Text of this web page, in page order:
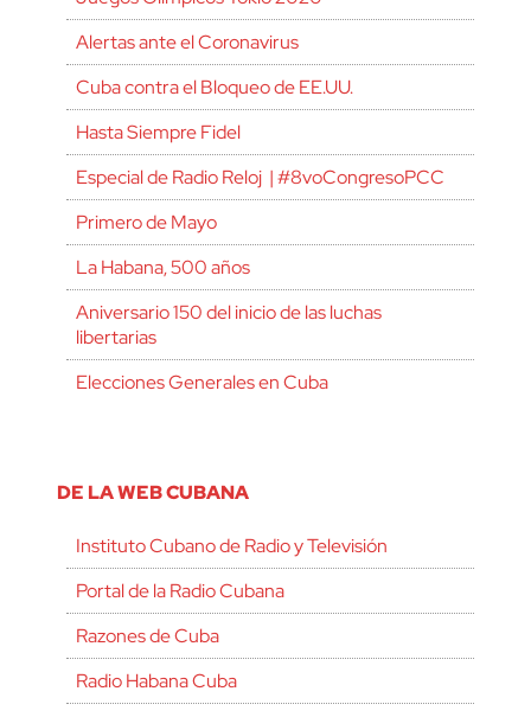
Alertas ante el Coronavirus
Cuba contra el Bloqueo de EE.UU.
Hasta Siempre Fidel
Especial de Radio Reloj | #8voCongresoPCC
Primero de Mayo
La Habana, 500 años
Aniversario 150 del inicio de las luchas
libertarias
Elecciones Generales en Cuba
DE LA WEB CUBANA
Instituto Cubano de Radio y Televisión
Portal de la Radio Cubana
Razones de Cuba
Radio Habana Cuba